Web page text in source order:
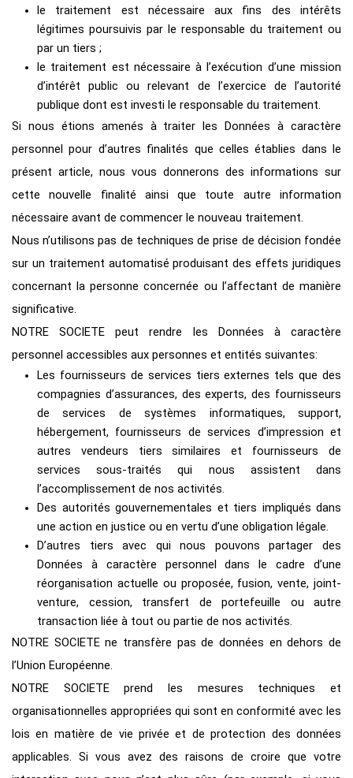
le traitement est nécessaire aux fins des intérêts
légitimes poursuivis par le responsable du traitement ou
par un tiers ;
le traitement est nécessaire à l’exécution d’une mission
d’intérêt public ou relevant de l’exercice de l’autorité
publique dont est investi le responsable du traitement.
Si nous étions amenés à traiter les Données à caractère
personnel pour d’autres finalités que celles établies dans le
présent article, nous vous donnerons des informations sur
cette nouvelle finalité ainsi que toute autre information
nécessaire avant de commencer le nouveau traitement.
Nous n’utilisons pas de techniques de prise de décision fondée
sur un traitement automatisé produisant des effets juridiques
concernant la personne concernée ou l’affectant de manière
significative.
NOTRE SOCIETE peut rendre les Données à caractère
personnel accessibles aux personnes et entités suivantes:
Les fournisseurs de services tiers externes tels que des
compagnies d’assurances, des experts, des fournisseurs
de services de systèmes informatiques, support,
hébergement, fournisseurs de services d’impression et
autres vendeurs tiers similaires et fournisseurs de
services sous-traités qui nous assistent dans
l’accomplissement de nos activités.
Des autorités gouvernementales et tiers impliqués dans
une action en justice ou en vertu d’une obligation légale.
D’autres tiers avec qui nous pouvons partager des
Données à caractère personnel dans le cadre d’une
réorganisation actuelle ou proposée, fusion, vente, joint-
venture, cession, transfert de portefeuille ou autre
transaction liée à tout ou partie de nos activités.
NOTRE SOCIETE ne transfère pas de données en dehors de
l’Union Européenne.
NOTRE SOCIETE prend les mesures techniques et
organisationnelles appropriées qui sont en conformité avec les
lois en matière de vie privée et de protection des données
applicables. Si vous avez des raisons de croire que votre